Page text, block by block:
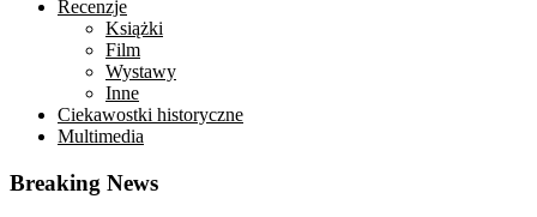
Recenzje
Książki
Film
Wystawy
Inne
Ciekawostki historyczne
Multimedia
Breaking News